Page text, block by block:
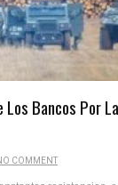
Bancos Por
COMMENT